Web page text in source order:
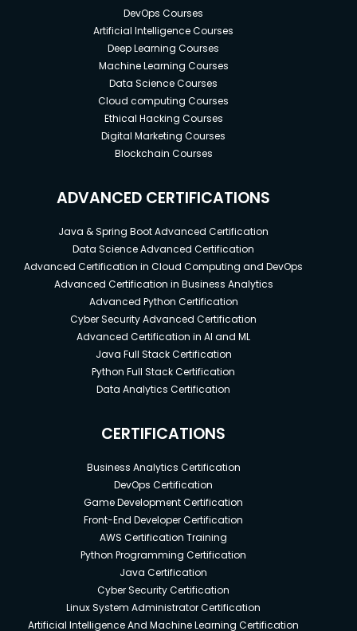
DevOps Courses
Artificial Intelligence Courses
Deep Learning Courses
Machine Learning Courses
Data Science Courses
Cloud computing Courses
Ethical Hacking Courses
Digital Marketing Courses
Blockchain Courses
ADVANCED CERTIFICATIONS
Java & Spring Boot Advanced Certification
Data Science Advanced Certification
Advanced Certification in Cloud Computing and DevOps
Advanced Certification in Business Analytics
Advanced Python Certification
Cyber Security Advanced Certification
Advanced Certification in AI and ML
Java Full Stack Certification
Python Full Stack Certification
Data Analytics Certification
CERTIFICATIONS
Business Analytics Certification
DevOps Certification
Game Development Certification
Front-End Developer Certification
AWS Certification Training
Python Programming Certification
Java Certification
Cyber Security Certification
Linux System Administrator Certification
Artificial Intelligence And Machine Learning Certification